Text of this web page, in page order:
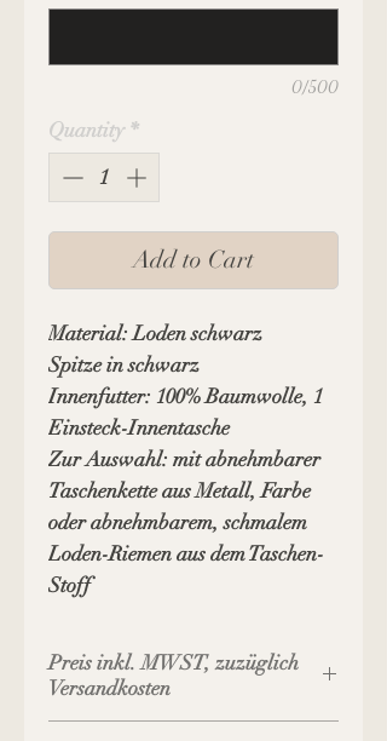
0/500
Quantity *
Add to Cart
Material: Loden schwarz
Spitze in schwarz
Innenfutter: 100% Baumwolle, 1
Einsteck-Innentasche
Zur Auswahl: mit abnehmbarer
Taschenkette aus Metall, Farbe
oder abnehmbarem, schmalem
Loden-Riemen aus dem Taschen-
Stoff
Preis inkl. MWST, zuzüglich
Versandkosten